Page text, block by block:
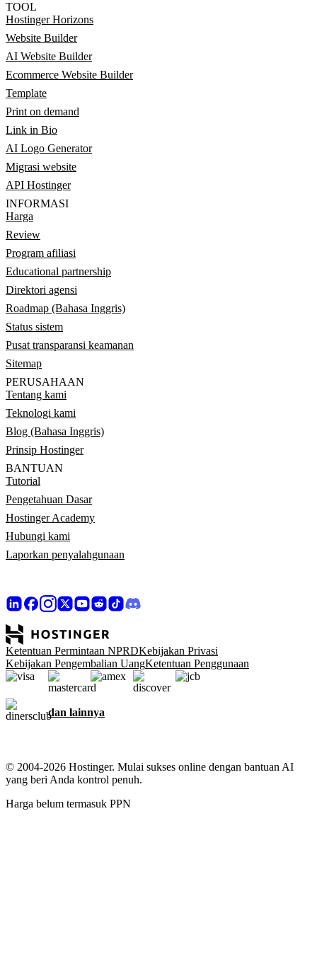
TOOL
Hostinger Horizons
Website Builder
AI Website Builder
Ecommerce Website Builder
Template
Print on demand
Link in Bio
AI Logo Generator
Migrasi website
API Hostinger
INFORMASI
Harga
Review
Program afiliasi
Educational partnership
Direktori agensi
Roadmap (Bahasa Inggris)
Status sistem
Pusat transparansi keamanan
Sitemap
PERUSAHAAN
Tentang kami
Teknologi kami
Blog (Bahasa Inggris)
Prinsip Hostinger
BANTUAN
Tutorial
Pengetahuan Dasar
Hostinger Academy
Hubungi kami
Laporkan penyalahgunaan
Ketentuan Permintaan NPRDKebijakan Privasi
Kebijakan Pengembalian UangKetentuan Penggunaan
dan lainnya
© 2004-2026 Hostinger. Mulai sukses online dengan bantuan AI
yang beri Anda kontrol penuh.
Harga belum termasuk PPN